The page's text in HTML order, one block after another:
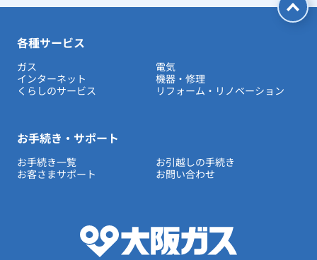
各種サービス
ガス
電気
インターネット
機器・修理
くらしのサービス
リフォーム・リノベーション
お手続き・サポート
お手続き一覧
お引越しの手続き
お客さまサポート
お問い合わせ